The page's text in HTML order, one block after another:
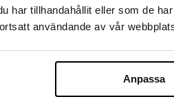
har tillhandahållit eller som de
användande av vår
Anpassa
behövs för oändlig docklek.
och fantasifull lek med dockor. Låt